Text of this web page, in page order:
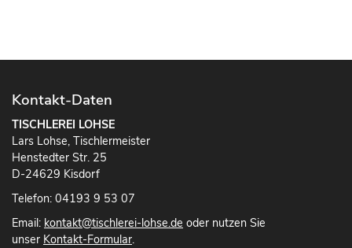
Kontakt-Daten
TISCHLEREI LOHSE
Lars Lohse, Tischlermeister
Henstedter Str. 25
D-24629 Kisdorf
Telefon: 04193 9 53 07
Email: kontakt@tischlerei-lohse.de oder nutzen Sie
unser Kontakt-Formular.